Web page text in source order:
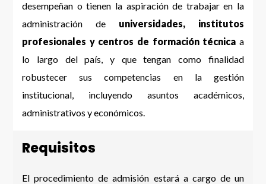
desempeñan o tienen la aspiración de trabajar en la
administración de universidades, institutos
profesionales y centros de formación técnica a
lo largo del país, y que tengan como finalidad
robustecer sus competencias en la gestión
institucional, incluyendo asuntos académicos,
administrativos y económicos.
Requisitos
El procedimiento de admisión estará a cargo de un